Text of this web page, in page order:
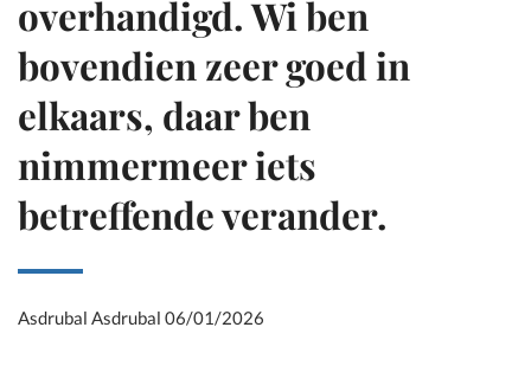
overhandigd. Wi ben
bovendien zeer goed in
elkaars, daar ben
nimmermeer iets
betreffende verander.
Asdrubal Asdrubal 06/01/2026